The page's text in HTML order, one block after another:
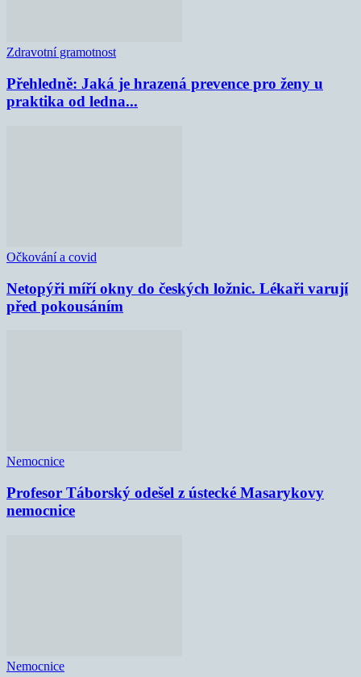
Zdravotní gramotnost
Přehledně: Jaká je hrazená prevence pro ženy u
praktika od ledna...
Očkování a covid
Netopýři míří okny do českých ložnic. Lékaři varují
před pokousáním
Nemocnice
Profesor Táborský odešel z ústecké Masarykovy
nemocnice
Nemocnice